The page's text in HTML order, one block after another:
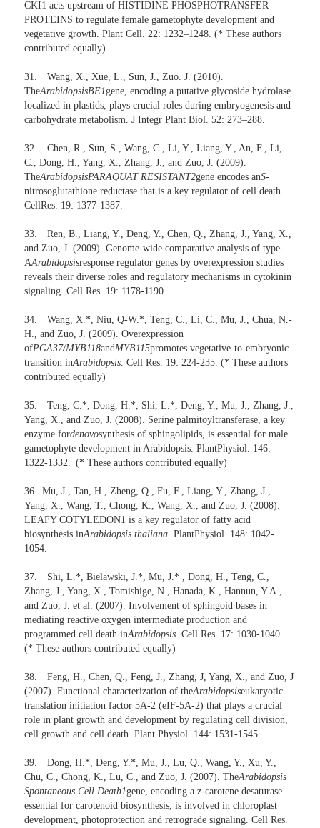
CKI1 acts upstream of HISTIDINE PHOSPHOTRANSFER
PROTEINS to regulate female gametophyte development and
vegetative growth. Plant Cell. 22: 1232–1248. (* These authors
contributed equally)
31. Wang, X., Xue, L., Sun, J., Zuo. J. (2010).
TheArabidopsisBE1gene, encoding a putative glycoside hydrolase
localized in plastids, plays crucial roles during embryogenesis and
carbohydrate metabolism. J Integr Plant Biol. 52: 273–288.
32. Chen, R., Sun, S., Wang, C., Li, Y., Liang, Y., An, F., Li,
C., Dong, H., Yang, X., Zhang, J., and Zuo, J. (2009).
TheArabidopsisPARAQUAT RESISTANT2gene encodes anS-
nitrosoglutathione reductase that is a key regulator of cell death.
CellRes. 19: 1377-1387.
33. Ren, B., Liang, Y., Deng, Y., Chen, Q., Zhang, J., Yang, X.,
and Zuo, J. (2009). Genome-wide comparative analysis of type-
AArabidopsisresponse regulator genes by overexpression studies
reveals their diverse roles and regulatory mechanisms in cytokinin
signaling. Cell Res. 19: 1178-1190.
34. Wang, X.*, Niu, Q-W.*, Teng, C., Li, C., Mu, J., Chua, N.-
H., and Zuo, J. (2009). Overexpression
ofPGA37/MYB118andMYB115promotes vegetative-to-embryonic
transition inArabidopsis. Cell Res. 19: 224-235. (* These authors
contributed equally)
35. Teng, C.*, Dong, H.*, Shi, L.*, Deng, Y., Mu, J., Zhang, J.,
Yang, X., and Zuo, J. (2008). Serine palmitoyltransferase, a key
enzyme fordenovosynthesis of sphingolipids, is essential for male
gametophyte development in Arabidopsis. PlantPhysiol. 146:
1322-1332. (* These authors contributed equally)
36. Mu, J., Tan, H., Zheng, Q., Fu, F., Liang, Y., Zhang, J.,
Yang, X., Wang, T., Chong, K., Wang, X., and Zuo, J. (2008).
LEAFY COTYLEDON1 is a key regulator of fatty acid
biosynthesis inArabidopsis thaliana. PlantPhysiol. 148: 1042-
1054.
37. Shi, L.*, Bielawski, J.*, Mu, J.* , Dong, H., Teng, C.,
Zhang, J., Yang, X., Tomishige, N., Hanada, K., Hannun, Y.A.,
and Zuo, J. et al. (2007). Involvement of sphingoid bases in
mediating reactive oxygen intermediate production and
programmed cell death inArabidopsis. Cell Res. 17: 1030-1040.
(* These authors contributed equally)
38. Feng, H., Chen, Q., Feng, J., Zhang, J, Yang, X., and Zuo, J
(2007). Functional characterization of theArabidopsiseukaryotic
translation initiation factor 5A-2 (eIF-5A-2) that plays a crucial
role in plant growth and development by regulating cell division,
cell growth and cell death. Plant Physiol. 144: 1531-1545.
39. Dong, H.*, Deng, Y.*, Mu, J., Lu, Q., Wang, Y., Xu, Y.,
Chu, C., Chong, K., Lu, C., and Zuo, J. (2007). TheArabidopsis
Spontaneous Cell Death1gene, encoding a z-carotene desaturase
essential for carotenoid biosynthesis, is involved in chloroplast
development, photoprotection and retrograde signaling. Cell Res.